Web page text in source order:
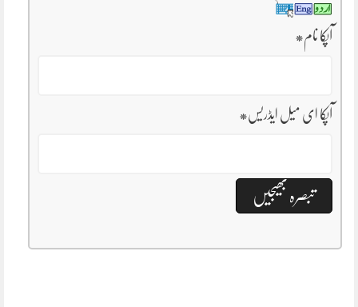
آپکا نام*
آپکا ای میل ایڈریس*